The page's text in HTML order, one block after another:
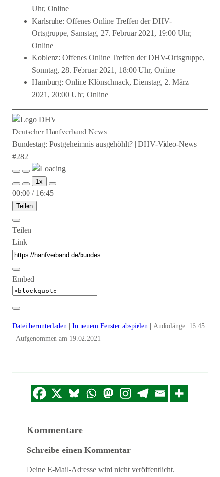
Uhr, Online
Karlsruhe: Offenes Online Treffen der DHV-
Ortsgruppe, Samstag, 27. Februar 2021, 19:00 Uhr,
Online
Koblenz: Offenes Online Treffen der DHV-Ortsgruppe,
Sonntag, 28. Februar 2021, 18:00 Uhr, Online
Hamburg: Online Klönschnack, Dienstag, 2. März
2021, 20:00 Uhr, Online
Deutscher Hanfverband News
Bundestag: Postgeheimnis ausgehöhlt? | DHV-Video-News
#282
Play
Episode
Pause
Episode
1x
00:00 / 16:45
Teilen
Teilen
Link
Embed
Datei herunterladen |In neuem Fenster abspielen |Audiolänge: 16:45
|Aufgenommen am 19.02.2021
Kommentare
Schreibe einen Kommentar
Deine E-Mail-Adresse wird nicht veröffentlicht.